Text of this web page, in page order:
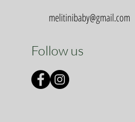
melitinibaby@gmail.com
Follow us